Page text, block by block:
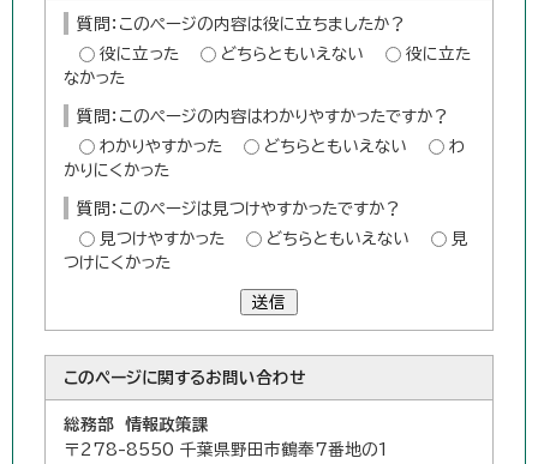
質問：このページの内容は役に立ちましたか？
役に立った
どちらともいえない
役に立た
なかった
質問：このページの内容はわかりやすかったですか？
わかりやすかった
どちらともいえない
わ
かりにくかった
質問：このページは見つけやすかったですか？
見つけやすかった
どちらともいえない
見
つけにくかった
送信
このページに関するお問い合わせ
総務部 情報政策課
〒278-8550 千葉県野田市鶴奉7番地の1